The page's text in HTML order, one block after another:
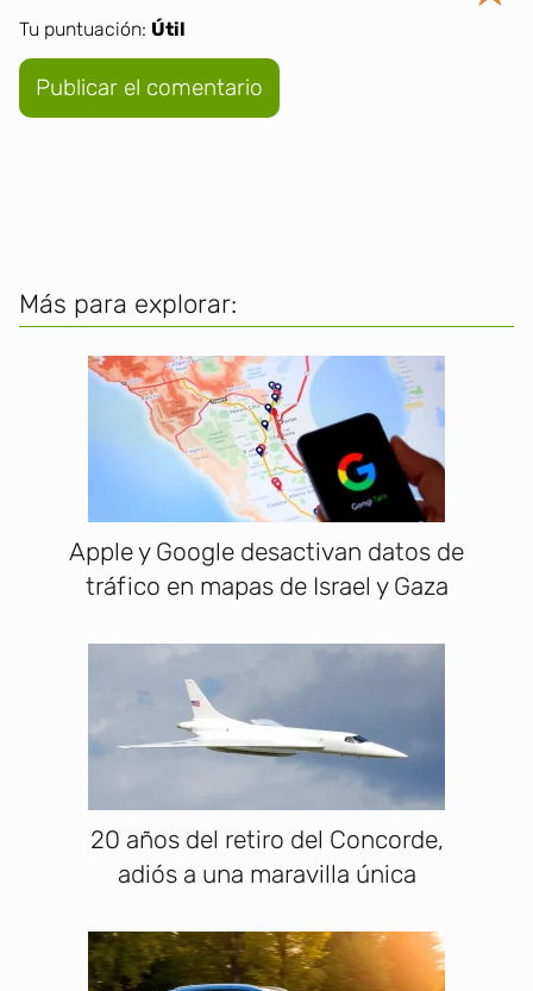
Tu puntuación: Útil
Más para explorar:
Apple y Google desactivan datos de
tráfico en mapas de Israel y Gaza
20 años del retiro del Concorde,
adiós a una maravilla única